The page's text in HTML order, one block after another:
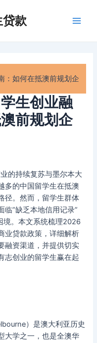
款
：如何在抵澳前规划企
生创业融
前规划企
的持续复苏与墨尔本大
多的中国留学生在抵澳
径。然而，留学生群体
临”缺乏本地信用记录”
境。本文系统梳理2026
业贷款政策，详细解析
融资渠道，并提供切实
志创业的留学生赢在起
）是澳大利亚历史
大学之一，也是全澳华